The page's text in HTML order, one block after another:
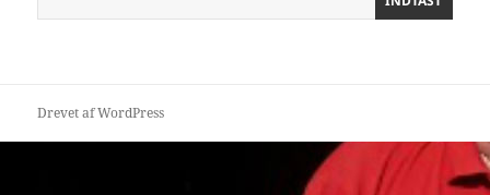
Drevet af WordPress